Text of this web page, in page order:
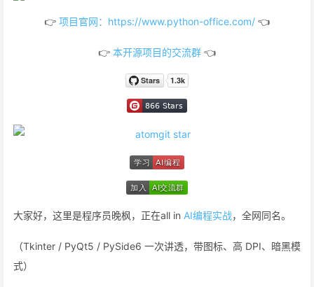
👉 项目官网：https://www.python-office.com/ 👈
👉 本开源项目的交流群 👈
大家好，这里是程序员晚枫，正在all in AI编程实战，全网同名。
（Tkinter / PyQt5 / PySide6 一次讲透，带图标、高 DPI、暗黑模
式）